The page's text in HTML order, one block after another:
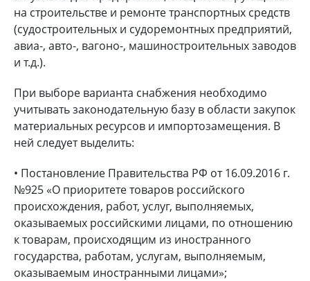
на строительстве и ремонте транспортных средств
(судостроительных и судоремонтных предприятий,
авиа-, авто-, вагоно-, машиностроительных заводов
и т.д.).
При выборе варианта снабжения необходимо
учитывать законодательную базу в области закупок
материальных ресурсов и импортозамещения. В
ней следует выделить:
• Постановление Правительства РФ от 16.09.2016 г.
№925 «О приоритете товаров российского
происхождения, работ, услуг, выполняемых,
оказываемых российскими лицами, по отношению
к товарам, происходящим из иностранного
государства, работам, услугам, выполняемым,
оказываемым иностранными лицами»;